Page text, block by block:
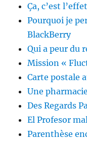
Ça, c’est
Pourquoi je
BlackBerry
Qui a peur du
Mission «
Carte postale
Une
Des Regards
El Profesor
Parenthèse